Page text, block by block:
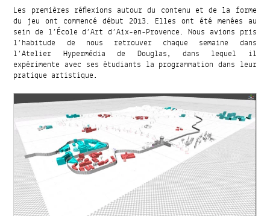
Les premières réflexions autour du contenu et de la forme
du jeu ont commencé début 2013. Elles ont été menées au
sein de l’École d’Art d’Aix-en-Provence. Nous avions pris
l’habitude de nous retrouver chaque semaine dans
l’Atelier Hypermédia de Douglas, dans lequel il
expérimente avec ses étudiants la programmation dans leur
pratique artistique.